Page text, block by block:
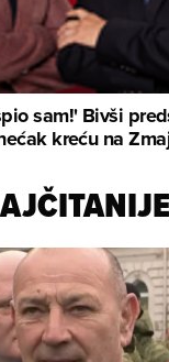
sam!' Bivši
kreću na